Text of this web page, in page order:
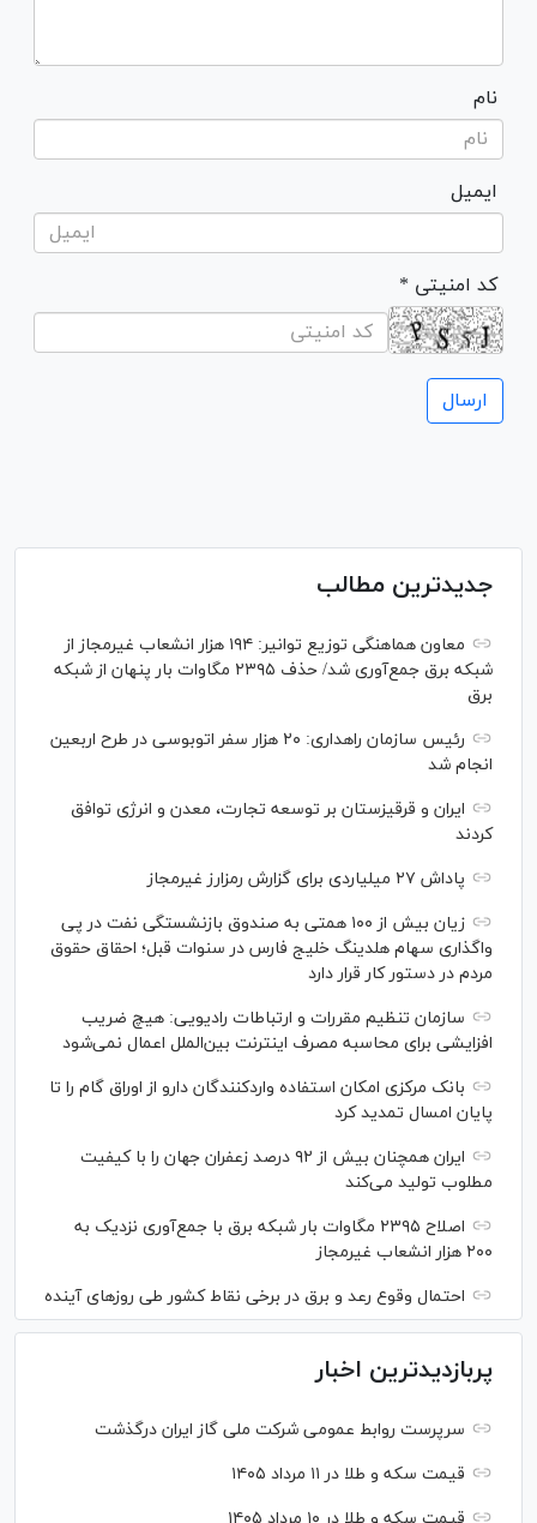
نام
ایمیل
* کد امنیتی
جدیدترین مطالب
معاون هماهنگی توزیع توانیر: ۱۹۴ هزار انشعاب غیرمجاز از
شبکه برق جمع‌آوری شد/ حذف ۲۳۹۵ مگاوات بار پنهان از شبکه
برق
رئیس سازمان راهداری: ۲۰ هزار سفر اتوبوسی در طرح اربعین
انجام شد
ایران و قرقیزستان بر توسعه تجارت، معدن و انرژی توافق
کردند
پاداش ۲۷ میلیاردی برای گزارش رمزارز غیرمجاز
زیان بیش از ۱۰۰ همتی به صندوق بازنشستگی نفت در پی
واگذاری سهام هلدینگ خلیج فارس در سنوات قبل؛ احقاق حقوق
مردم در دستور کار قرار دارد
سازمان تنظیم مقررات و ارتباطات رادیویی: هیچ ضریب
افزایشی برای محاسبه مصرف اینترنت بین‌الملل اعمال نمی‌شود
بانک مرکزی امکان استفاده واردکنندگان دارو از اوراق گام را تا
پایان امسال تمدید کرد
ایران همچنان بیش از ۹۲ درصد زعفران جهان را با کیفیت
مطلوب تولید می‌کند
اصلاح ۲۳۹۵ مگاوات بار شبکه برق با جمع‌آوری نزدیک به
۲۰۰ هزار انشعاب غیرمجاز
احتمال وقوع رعد و برق در برخی نقاط کشور طی روز‌های آینده
پربازدیدترین اخبار
سرپرست روابط عمومی شرکت ملی گاز ایران درگذشت
قیمت سکه و طلا در ۱۱ مرداد ۱۴۰۵
قیمت سکه و طلا در ۱۰ مرداد ۱۴۰۵